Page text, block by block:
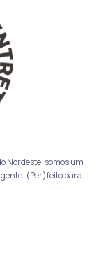
Nordeste, somos um
(Per)feito para